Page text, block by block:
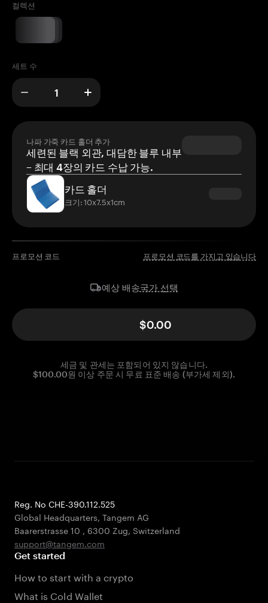
컬렉션
세트 수
나파 가죽 카드 홀더 추가
세련된 블랙 외관, 대담한 블루 내부
– 최대 4장의 카드 수납 가능.
카드 홀더
크기: 10x7.5x1cm
프로모션 코드 프로모션 코드를 가지고 있습니다
예상 배송국가 선택
$0.00
세금 및 관세는 포함되어 있지 않습니다.
$100.00원 이상 주문 시 무료 표준 배송 (부가세 제외).
Reg. No CHE-390.112.525
Global Headquarters, Tangem AG
Baarerstrasse 10 , 6300 Zug, Switzerland
support@tangem.com
Get started
How to start with a crypto
What is Cold Wallet